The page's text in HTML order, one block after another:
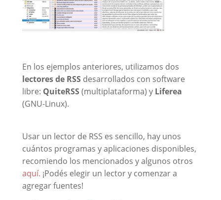
En los ejemplos anteriores, utilizamos dos
lectores de RSSdesarrollados con software
libre: QuiteRSS(multiplataforma) y Liferea
(GNU-Linux).
Usar un lector de RSS es sencillo, hay unos
cuántos programas y aplicaciones disponibles,
recomiendo los mencionados y algunos otros
aquí. ¡Podés elegir un lector y comenzar a
agregar fuentes!